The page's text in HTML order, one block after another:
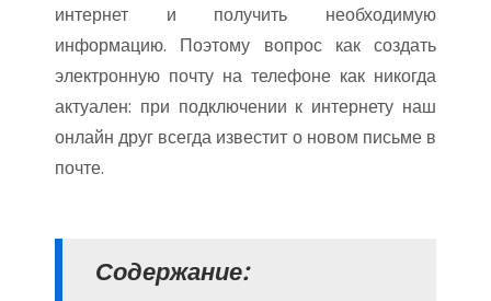
интернет и получить необходимую
информацию. Поэтому вопрос как создать
электронную почту на телефоне как никогда
актуален: при подключении к интернету наш
онлайн друг всегда известит о новом письме в
почте.
Содержание: